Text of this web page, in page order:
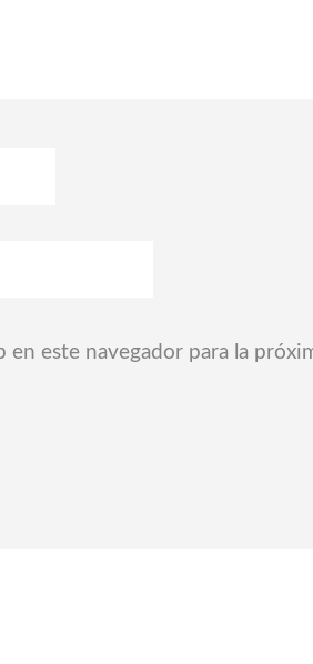
este navegador para la